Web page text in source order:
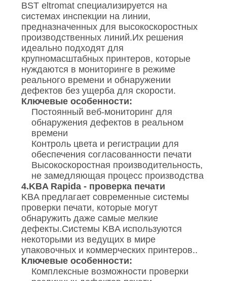
BST eltromat специализируется на
системах инспекции на линии,
предназначенных для высокоскоростных
производственных линий.Их решения
идеально подходят для
крупномасштабных принтеров, которые
нуждаются в мониторинге в режиме
реального времени и обнаружении
дефектов без ущерба для скорости.
Ключевые особенности:
Постоянный веб-мониторинг для
обнаружения дефектов в реальном
времени
Контроль цвета и регистрации для
обеспечения согласованности печати
Высокоскоростная производительность,
не замедляющая процесс производства
4.KBA Rapida - проверка печати
KBA предлагает современные системы
проверки печати, которые могут
обнаружить даже самые мелкие
дефекты.Системы KBA используются
некоторыми из ведущих в мире
упаковочных и коммерческих принтеров..
Ключевые особенности:
Комплексные возможности проверки